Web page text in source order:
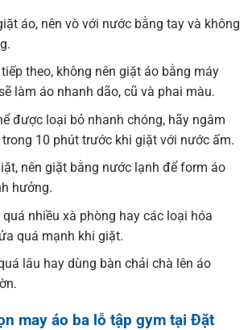
áo, nên vò với nước bằng tay và không
theo, không nên giặt áo bằng máy
làm áo nhanh dão, cũ và phai màu.
được loại bỏ nhanh chóng, hãy ngâm
10 phút trước khi giặt với nước ấm.
nên giặt bằng nước lạnh để form áo
hưởng.
nhiều xà phòng hay các loại hóa
quá mạnh khi giặt.
lâu hay dùng bàn chải chà lên áo
may áo ba lỗ tập gym tại Đặt